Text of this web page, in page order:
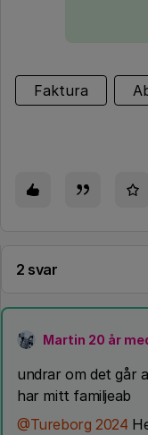
Faktura
2 svar
Martin 20 år
undrar om det går
har mitt familjeab
@Tureborg 2024